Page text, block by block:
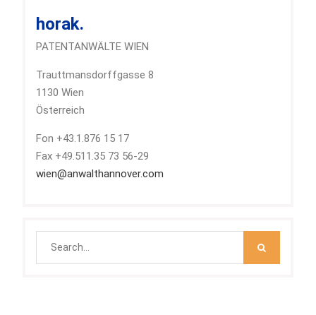
horak.
PATENTANWÄLTE WIEN
Trauttmansdorffgasse 8
1130 Wien
Österreich
Fon +43.1.876 15 17
Fax +49.511.35 73 56-29
wien@anwalthannover.com